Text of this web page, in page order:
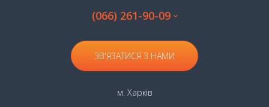
(066) 261-90-09
ЗВ'ЯЗАТИСЯ З НАМИ
м. Харків